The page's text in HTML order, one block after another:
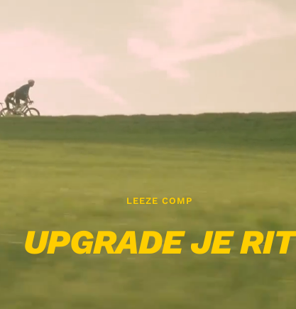
LEEZE COMP
UPGRADE JE RIT